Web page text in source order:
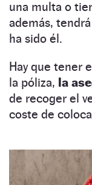
una multa o
además,
ha sido él.
Hay que tener
la póliza, la
de recoger el
coste de